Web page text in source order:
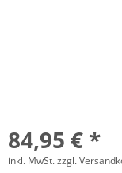
84,95 € *
inkl. MwSt.zzgl.